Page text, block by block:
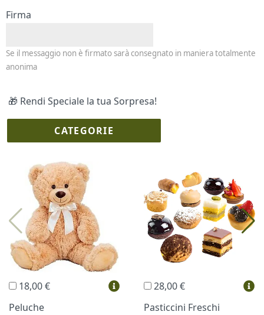
Firma
Se il messaggio non è firmato sarà consegnato in maniera totalmente
anonima
🎁 Rendi Speciale la tua Sorpresa!
CATEGORIE
I più scelti
Profumi Collane Lussoni®
Trudi® THUN®
Regali Personalizzati
18,00 €
Peluche
28,00 €
Pasticcini Freschi